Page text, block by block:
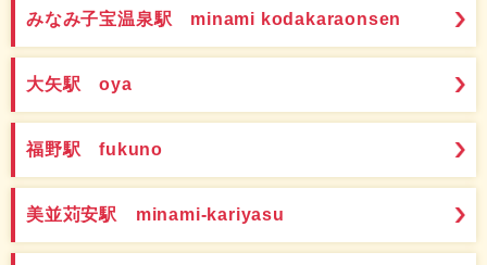
みなみ子宝温泉駅 minami kodakaraonsen
大矢駅 oya
福野駅 fukuno
美並苅安駅 minami-kariyasu